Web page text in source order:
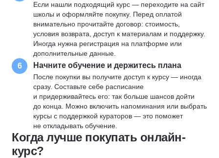
Если нашли подходящий курс — переходите на сайт
школы и оформляйте покупку. Перед оплатой
внимательно прочитайте договор: стоимость,
условия возврата, доступ к материалам и поддержку.
Иногда нужна регистрация на платформе или
дополнительные данные.
6 Начните обучение и держитесь плана
После покупки вы получите доступ к курсу — иногда
сразу. Составьте себе расписание
и придерживайтесь его: так больше шансов дойти
до конца. Можно включить напоминания или выбрать
курсы с поддержкой кураторов — это поможет
не откладывать обучение.
Когда лучше покупать онлайн-
курс?